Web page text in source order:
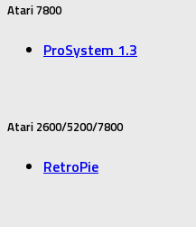
Atari 7800
ProSystem 1.3
Atari 2600/5200/7800
RetroPie